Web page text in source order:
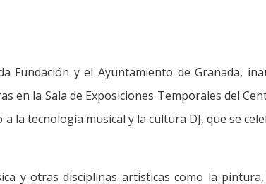
Fundación y el Ayuntamiento de Granada,
la Sala de Exposiciones Temporales del
a la tecnología musical y la cultura DJ, que se
y otras disciplinas artísticas como la